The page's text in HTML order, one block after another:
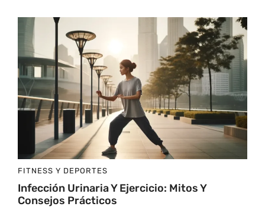
FITNESS Y DEPORTES
Infección Urinaria Y Ejercicio: Mitos Y
Consejos Prácticos